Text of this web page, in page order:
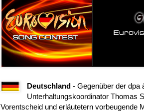
Deutschland- Gegenüber der dpa
Unterhaltungskoordinator Thomas
Vorentscheid und erläutetern vorbeugende